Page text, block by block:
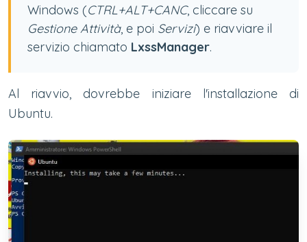
Windows (CTRL+ALT+CANC, cliccare su
Gestione Attività, e poi Servizi) e riavviare il
servizio chiamato LxssManager.
Al riavvio, dovrebbe iniziare l'installazione di
Ubuntu.